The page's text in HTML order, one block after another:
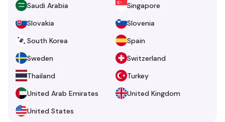
Saudi Arabia
Singapore
Slovakia
Slovenia
South Korea
Spain
Sweden
Switzerland
Thailand
Turkey
United Arab Emirates
United Kingdom
United States